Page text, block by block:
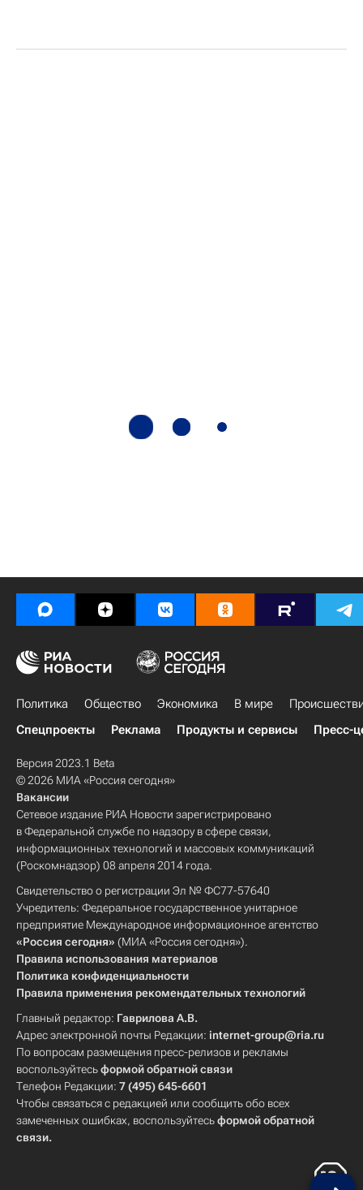
Политика Общество Экономика В мире
Спецпроекты
Реклама Продукты и сервисы Пресс-
Версия 2023.1 Beta
© 2026 МИА «Россия сегодня»
Вакансии
Сетевое издание РИА Новости зарегистрировано
в Федеральной службе по надзору в сфере связи,
информационных технологий и массовых коммуникаций
(Роскомнадзор) 08 апреля 2014 года.
Свидетельство о регистрации Эл № ФС77-57640
Учредитель: Федеральное государственное унитарное
предприятие Международное информационное агентство
«Россия сегодня» (МИА «Россия сегодня»).
Правила использования материалов
Политика конфиденциальности
Правила применения рекомендательных технологий
Главный редактор: Гаврилова А.В.
Адрес электронной почты Редакции: internet-group@ria.ru
По вопросам размещения пресс-релизов и рекламы
воспользуйтесьформой обратной связи
Телефон Редакции: 7 (495) 645-6601
Чтобы связаться с редакцией или сообщить обо всех
замеченных ошибках, воспользуйтесьформой обратной
связи.